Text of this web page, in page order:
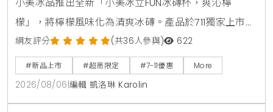
小美冰品推出全新「小美冰立FUN冰磚杯，爽沁檸
檬」，將檸檬風味化為清爽冰磚。產品於711獨家上市，
2026年8月5日至9月1日享嚐鮮價39元。顆粒狀冰磚可
直接食用，也能加入氣泡水或咖啡混搭出夏日特調飲
品。
網友評分 (共36人參與) 622
#新品上市 #超商限定 #7-11優惠 More
2026/08/06 編輯 凱洛琳 Karolin